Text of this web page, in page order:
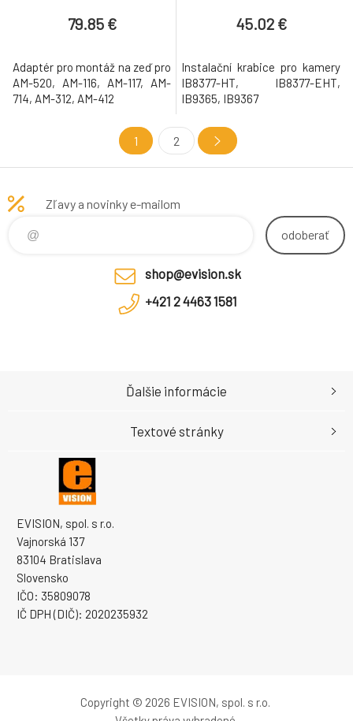
79.85 €
Adaptér pro montáž na zeď pro
AM-520, AM-116, AM-117, AM-
714, AM-312, AM-412
45.02 €
Instalační krabice pro kamery
IB8377-HT, IB8377-EHT,
IB9365, IB9367
1 2
Zľavy a novinky e-mailom
odoberať
shop@evision.sk
+421 2 4463 1581
EVISION, spol. s r.o.
Vajnorská 137
83104 Bratislava
Slovensko
IČO: 35809078
IČ DPH (DIČ): 2020235932
Ďalšie informácie
Textové stránky
Copyright © 2026 EVISION, spol. s r.o.